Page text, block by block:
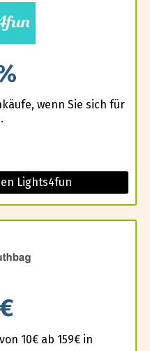
wenn Sie sich für
Lights4fun
10€ ab 159€ in